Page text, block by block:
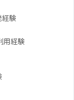
験
用経験